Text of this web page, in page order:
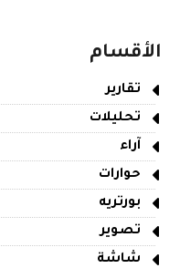
الأقسام
تقارير
تحليلات
آراء
حوارات
بورتريه
تصوير
شاشة